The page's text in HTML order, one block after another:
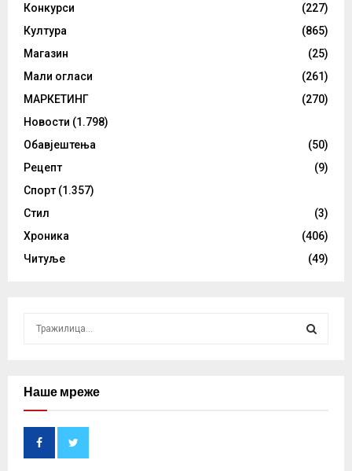
Конкурси
(227)
Култура
(865)
Магазин
(25)
Мали огласи
(261)
МАРКЕТИНГ
(270)
Новости (1.798)
Обавјештења
(50)
Рецепт
(9)
Спорт (1.357)
Стил
(3)
Хроника
(406)
Читуље
(49)
cНаше мреже